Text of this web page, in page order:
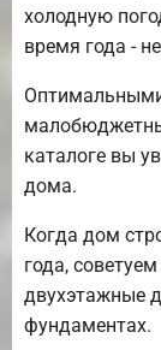
холодную
время года -
каталоге вы
дома.
Когда дом
года,
двухэтажные
фундаментах.